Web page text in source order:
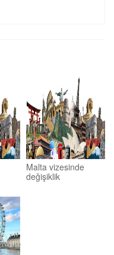
Malta vizesinde
değişiklik